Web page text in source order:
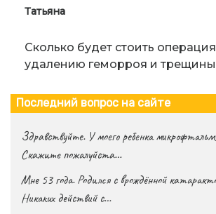
Татьяна
Сколько будет стоить
удалению геморроя и
Последний вопрос на сайте
Здравствуйте. У моего ребенка
Скажите пожалуйста…
Мне 53 года. Родился с врождённой
Никаких действий с…